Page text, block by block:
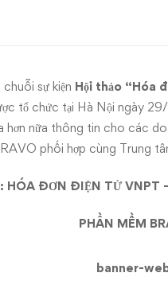
sự kiện Hội thảo “Hóa
tổ chức tại Hà Nội ngày
hơn nữa thông tin cho các
phối hợp cùng Trung
HÓA ĐƠN ĐIỆN TỬ VNPT
PHẦN MỀM